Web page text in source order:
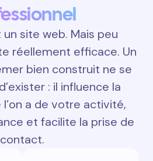
site web. Mais peu
réellement efficace. Un
bien construit ne se
: il influence la
a de votre activité,
et facilite la prise de
contact.